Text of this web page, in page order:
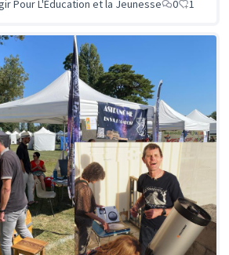
Pour L'Éducation et la Jeunesse
0 1